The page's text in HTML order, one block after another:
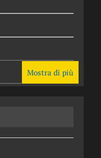
Mostra di più